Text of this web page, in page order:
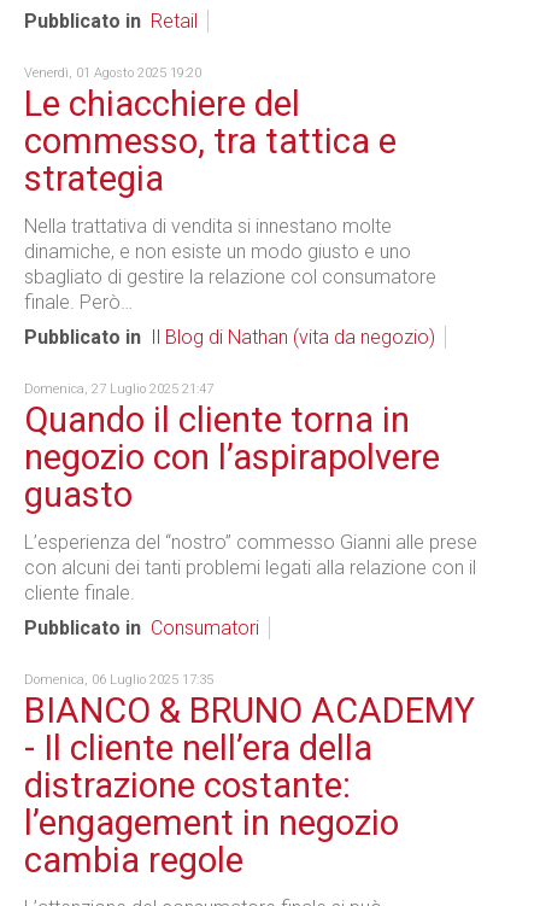
Pubblicato in Retail
Venerdì, 01 Agosto 2025 19:20
Le chiacchiere del
commesso, tra tattica e
strategia
Nella trattativa di vendita si innestano molte
dinamiche, e non esiste un modo giusto e uno
sbagliato di gestire la relazione col consumatore
finale. Però…
Pubblicato in
Il Blog di Nathan (vita da negozio)
Domenica, 27 Luglio 2025 21:47
Quando il cliente torna in
negozio con l’aspirapolvere
guasto
L’esperienza del “nostro” commesso Gianni alle prese
con alcuni dei tanti problemi legati alla relazione con il
cliente finale.
Pubblicato in Consumatori
Domenica, 06 Luglio 2025 17:35
BIANCO & BRUNO ACADEMY
- Il cliente nell’era della
distrazione costante:
l’engagement in negozio
cambia regole